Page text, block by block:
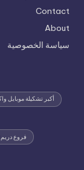
Contact
About
سياسة الخصوصية
أكبر تشكيلة موبايل
فروع دريم